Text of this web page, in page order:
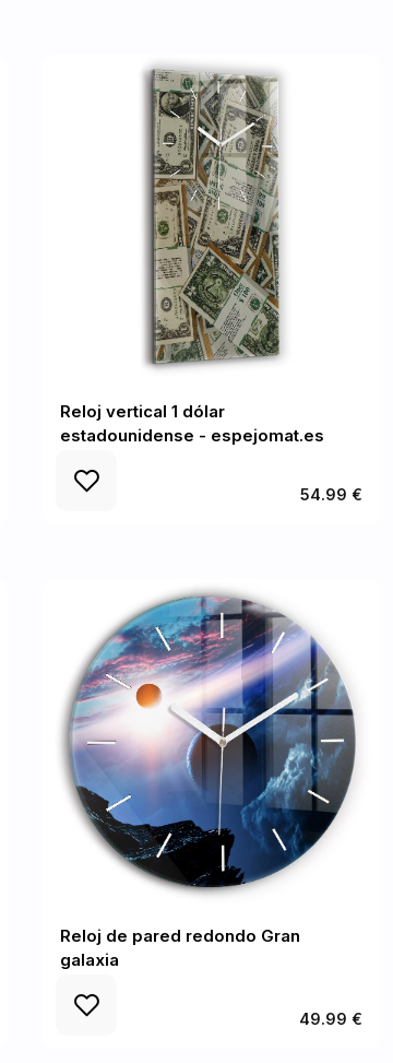
Reloj vertical 1 dólar
estadounidense - espejomat.es
54.99 €
Reloj de pared redondo Gran
galaxia
49.99 €